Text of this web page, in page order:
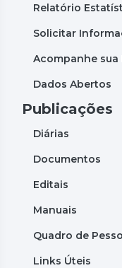
Relatório
Solicitar
Acompanhe
Dados Abertos
Publicações
Diárias
Documentos
Editais
Manuais
Quadro de
Links Úteis